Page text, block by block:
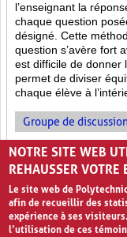
l’enseignant la
chaque question
désigné. Cette
question s’avère fort
est difficile de donner
permet de diviser
chaque élève à
Groupe de
Enseignement par
NOTRE SITE WEB
REHAUSSER VOTRE
Le site web de
afin de recueillir des
expérience à ses
l’utilisation de ces